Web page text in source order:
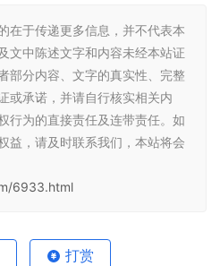
在于传递更多信息，并不代表本
文中陈述文字和内容未经本站证
部分内容、文字的真实性、完整
或承诺，并请自行核实相关内
行为的直接责任及连带责任。如
益，请及时联系我们，本站将会
6933.html
打赏